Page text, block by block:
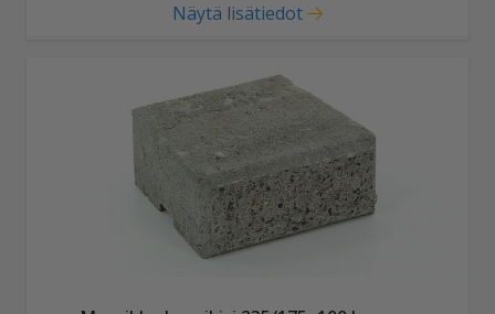
Näytä lisätiedot